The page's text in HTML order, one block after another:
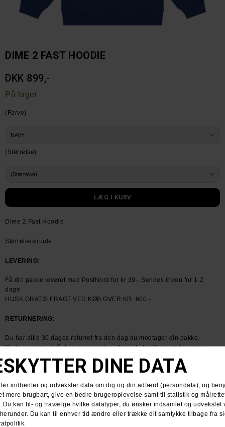
DIME 2 FAST HOODIE
DKK 899,-
På lager
(Farve)
(Størrelse)
Dime 2 Fast Hoodie
Størrelsesguide
LEVERING:
Få din pakke leveret med PostNord for kr 39.- Sendes inden for 1-2
dage
HUSK GRATIS FRAGT VED KØB OVER KR. 600.-
RETURNERING:
Du har altid 30 dages returret fra den dag du modtager din pakke.
Du kan vælge at få dine penge retur eller vi bytter til en anden vare.
For mere informationklik her.
ANDRE KØBTE OGSÅ